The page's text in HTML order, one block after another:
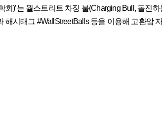
회)’는 월스트리트 차징 불(Charging Bull, 돌진
해시태그 #WallStreetBalls 등을 이용해 고환암